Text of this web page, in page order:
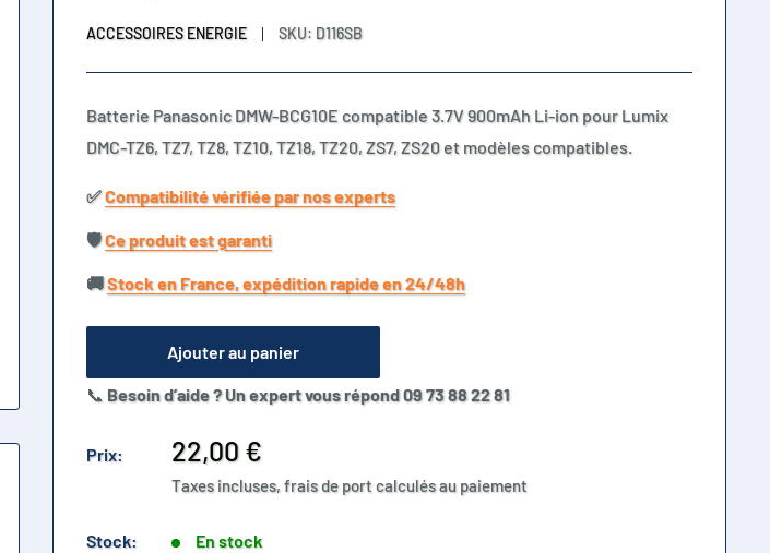
ACCESSOIRES ENERGIE SKU: D116SB
Batterie Panasonic DMW-BCG10E compatible 3.7V 900mAh Li-ion pour Lumix
DMC-TZ6, TZ7, TZ8, TZ10, TZ18, TZ20, ZS7, ZS20 et modèles compatibles.
✅​Compatibilité vérifiée par nos experts
🛡️​Ce produit est garanti
🚚​Stock en France, expédition rapide en 24/48h
Ajouter au panier
📞 Besoin d’aide ? Un expert vous répond 09 73 88 22 81
Prix:
Prix
réduit
22,00 €
Taxes incluses, frais de port calculés au paiement
Stock: En stock